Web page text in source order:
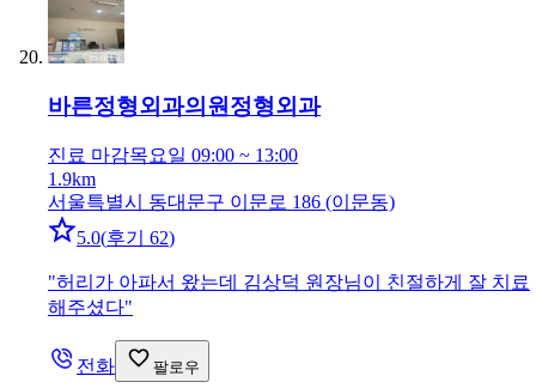
바른정형외과의원 정형외과
진료 마감목요일 09:00 ~ 13:00
1.9km
서울특별시 동대문구 이문로 186 (이문동)
5.0(후기 62)
"허리가 아파서 왔는데 김상덕 원장님이 친절하게 잘 치료
해주셨다"
전화 팔로우